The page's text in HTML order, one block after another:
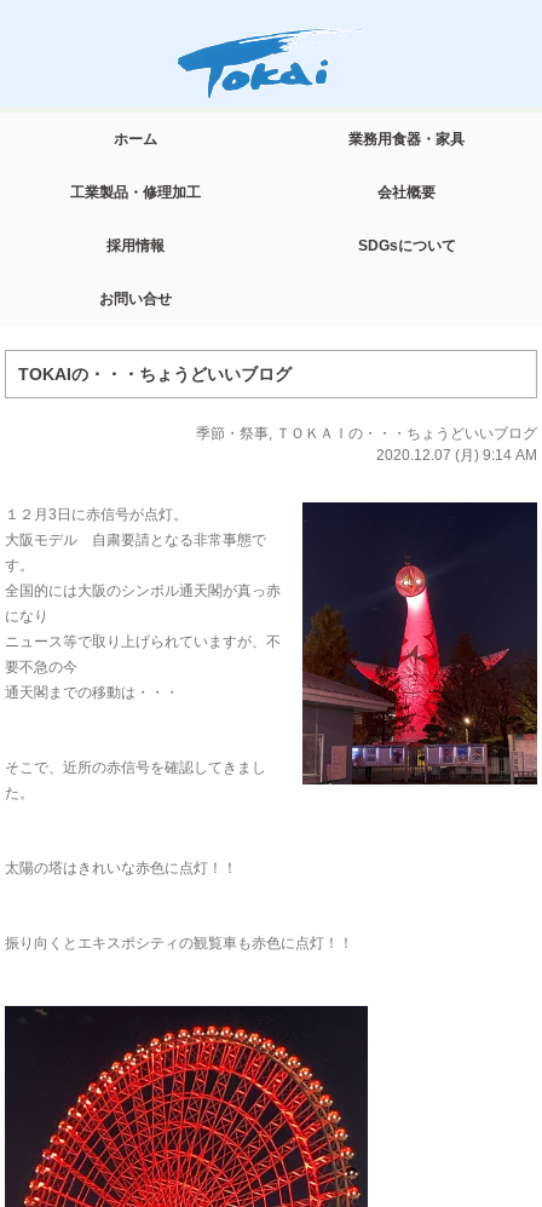
ホーム 業務用食器・家具
工業製品・修理加工 会社概要
採用情報 SDGsについて
お問い合せ
TOKAIの・・・ちょうどいいブログ
季節・祭事, ＴＯＫＡＩの・・・ちょうどいいブログ
2020.12.07 (月) 9:14 AM
１２月3日に赤信号が点灯。
大阪モデル 自粛要請となる非常事態で
す。
全国的には大阪のシンボル通天閣が真っ赤
になり
ニュース等で取り上げられていますが、不
要不急の今
通天閣までの移動は・・・
そこで、近所の赤信号を確認してきまし
た。
太陽の塔はきれいな赤色に点灯！！
振り向くとエキスポシティの観覧車も赤色に点灯！！